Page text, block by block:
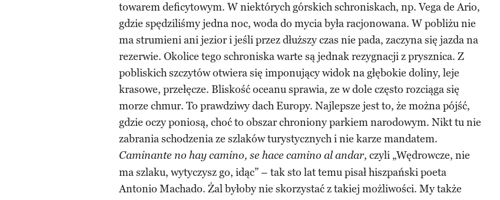
towarem deficytowym. W niektórych górskich schroniskach, np. Vega de Ario,
gdzie spędziliśmy jedna noc, woda do mycia była racjonowana. W pobliżu nie
ma strumieni ani jezior i jeśli przez dłuższy czas nie pada, zaczyna się jazda na
rezerwie. Okolice tego schroniska warte są jednak rezygnacji z prysznica. Z
pobliskich szczytów otwiera się imponujący widok na głębokie doliny, leje
krasowe, przełęcze. Bliskość oceanu sprawia, ze w dole często rozciąga się
morze chmur. To prawdziwy dach Europy. Najlepsze jest to, że można pójść,
gdzie oczy poniosą, choć to obszar chroniony parkiem narodowym. Nikt tu nie
zabrania schodzenia ze szlaków turystycznych i nie karze mandatem.
Caminante no hay camino, se hace camino al andar, czyli „Wędrowcze, nie
ma szlaku, wytyczysz go, idąc” – tak sto lat temu pisał hiszpański poeta
Antonio Machado. Żal byłoby nie skorzystać z takiej możliwości. My także